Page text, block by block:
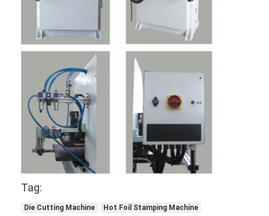
Tag:
Die Cutting Machine
Hot Foil Stamping Machine